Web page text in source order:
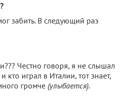
забить. В следующий раз
Честно говоря, я не слышал
кто играл в Италии, тот знает,
громче (улыбается).